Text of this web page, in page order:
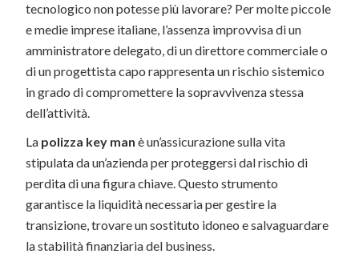
tecnologico non potesse più lavorare? Per molte piccole
e medie imprese italiane, l’assenza improvvisa di un
amministratore delegato, di un direttore commerciale o
di un progettista capo rappresenta un rischio sistemico
in grado di compromettere la sopravvivenza stessa
dell’attività.
La polizza key man è un’assicurazione sulla vita
stipulata da un’azienda per proteggersi dal rischio di
perdita di una figura chiave. Questo strumento
garantisce la liquidità necessaria per gestire la
transizione, trovare un sostituto idoneo e salvaguardare
la stabilità finanziaria del business.